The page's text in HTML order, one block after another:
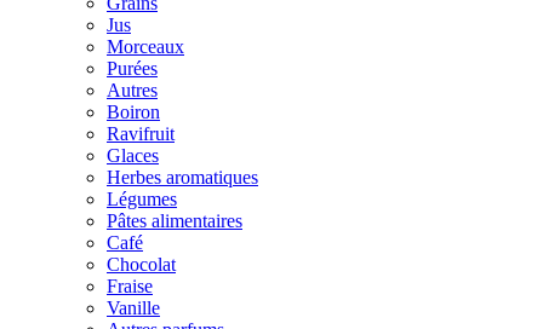
Jus
Morceaux
Purées
Autres
Boiron
Ravifruit
Glaces
Herbes aromatiques
Légumes
Pâtes alimentaires
Café
Chocolat
Fraise
Vanille